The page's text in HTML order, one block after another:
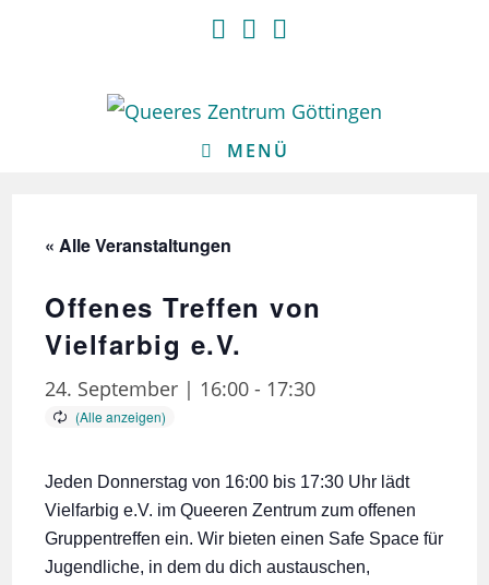
MENÜ
« Alle Veranstaltungen
Offenes Treffen von
Vielfarbig e.V.
24. September | 16:00 - 17:30
Jeden Donnerstag von 16:00 bis 17:30 Uhr lädt
Vielfarbig e.V. im Queeren Zentrum zum offenen
Gruppentreffen ein. Wir bieten einen Safe Space für
Jugendliche, in dem du dich austauschen,